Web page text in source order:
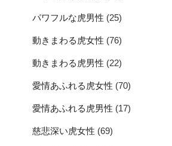
パワフルな虎男性 (25)
動きまわる虎女性 (76)
動きまわる虎男性 (22)
愛情あふれる虎女性 (70)
愛情あふれる虎男性 (17)
慈悲深い虎女性 (69)